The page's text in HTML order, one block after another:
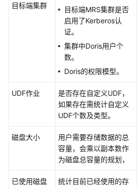
据
案
数
目标端集群
目标端MRS集群是否
启用了Kerberos认
证。
集群中Doris用户个
数。
Doris的权限模型。
UDF作业
是否存在自定义UDF，
如果存在需统计自定义
UDF个数及类型。
磁盘大小
用户需要存储数据的总
容量，会乘以副本数作
为磁盘总容量的规划，
已使用磁盘
统计目前已经使用的存